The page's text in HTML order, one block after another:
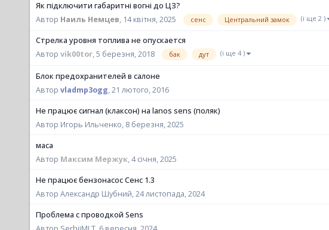
Як підключити габаритні вогні до ЦЗ?
Автор Наиль Немцев, 14 квітня, 2025 сенс Центральний замок (і ще 2 )
Стрелка уровня топлива не опускается
Автор vik00tor,5 березня, 2018 бак дут (і ще 4 )
Блок предохранителей в салоне
Автор vladmp3ogg,21 лютого, 2016
Не працює сигнал (клаксон) на lanos sens (поляк)
Автор Игорь Ильченко, 8 березня, 2025
маса
Автор Максим Мержук,4 січня, 2025
Не працює бензонасос Сенс 1.3
Автор Александр Шубний,24 листопада, 2024
Проблема с проводкой Sens